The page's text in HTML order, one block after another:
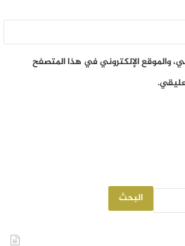
والموقع الإلكتروني في هذا المتصفح
البحث